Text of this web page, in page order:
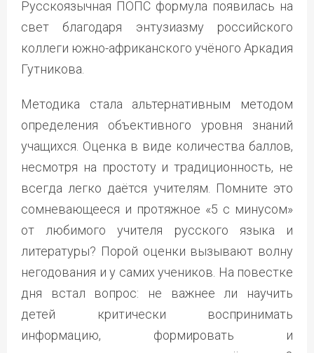
Русскоязычная ПОПС формула появилась на
свет благодаря энтузиазму российского
коллеги южно-африканского учёного Аркадия
Гутникова.
Методика стала альтернативным методом
определения объективного уровня знаний
учащихся. Оценка в виде количества баллов,
несмотря на простоту и традиционность, не
всегда легко даётся учителям. Помните это
сомневающееся и протяжное «5 с минусом»
от любимого учителя русского языка и
литературы? Порой оценки вызывают волну
негодования и у самих учеников. На повестке
дня встал вопрос: не важнее ли научить
детей критически воспринимать
информацию, формировать и